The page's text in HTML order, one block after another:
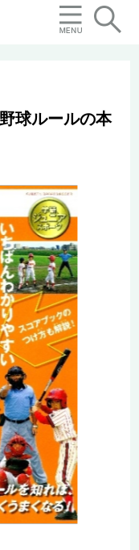
球ルールの本